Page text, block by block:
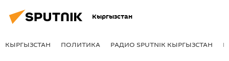
Кыргызстан
КЫРГЫЗСТАН ПОЛИТИКА РАДИО SPUTNIK КЫРГЫЗСТАН